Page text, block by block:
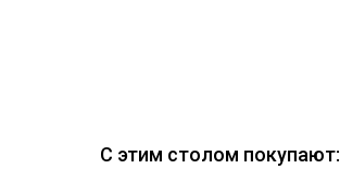
С этим столом покупают: